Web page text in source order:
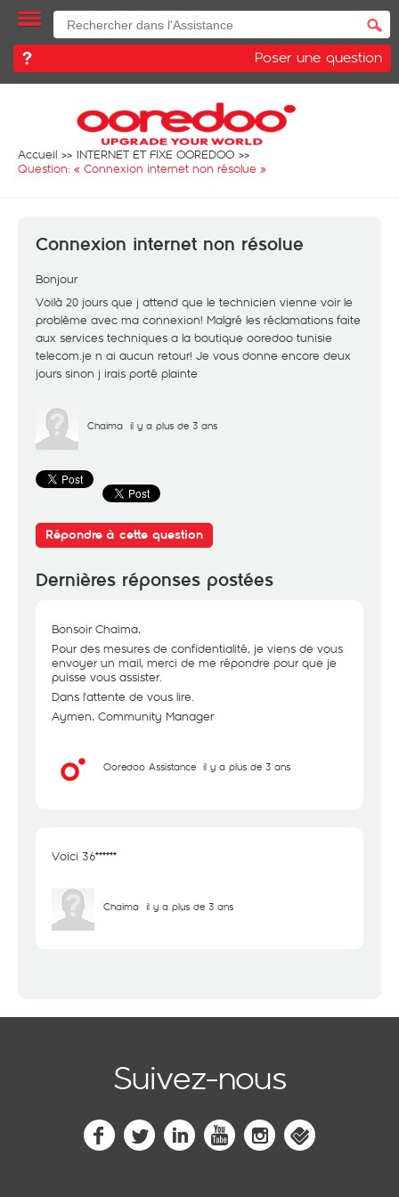
Poser une question
Accueil
INTERNET ET FIXE OOREDOO
Question: « Connexion internet non résolue »
Connexion internet non résolue
Bonjour
Voilà 20 jours que j attend que le technicien vienne voir le
problème avec ma connexion! Malgré les réclamations faite
aux services techniques a la boutique ooredoo tunisie
telecom.je n ai aucun retour! Je vous donne encore deux
jours sinon j irais porté plainte
Chaima il y a plus de 3 ans
Répondre à cette question
Dernières réponses postées
Bonsoir Chaima,
Pour des mesures de confidentialité, je viens de vous
envoyer un mail, merci de me répondre pour que je
puisse vous assister.
Dans l'attente de vous lire.
Aymen, Community Manager
Ooredoo Assistance il y a plus de 3 ans
Voici 36******
Chaima il y a plus de 3 ans
Suivez-nous